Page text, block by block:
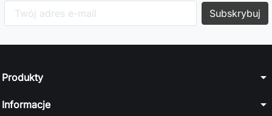
Produkty arrow_drop_down
Informacje arrow_drop_down